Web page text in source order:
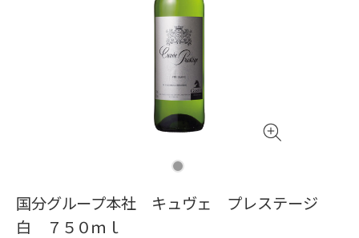
国分グループ本社 キュヴェ プレステージ
白 ７５０ｍｌ